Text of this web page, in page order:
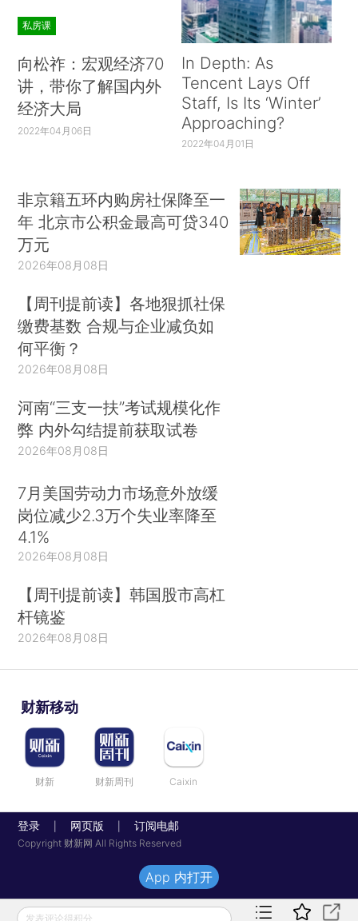
私房课
向松祚：宏观经济70
讲，带你了解国内外
经济大局
2022年04月06日
In Depth: As
Tencent Lays Off
Staff, Is Its ‘Winter’
Approaching?
2022年04月01日
非京籍五环内购房社保降至一
年 北京市公积金最高可贷340
万元
2026年08月08日
【周刊提前读】各地狠抓社保
缴费基数 合规与企业减负如
何平衡？
2026年08月08日
河南“三支一扶”考试规模化作
弊 内外勾结提前获取试卷
2026年08月08日
7月美国劳动力市场意外放缓
岗位减少2.3万个失业率降至
4.1%
2026年08月08日
【周刊提前读】韩国股市高杠
杆镜鉴
2026年08月08日
财新移动
财新 财新周刊 Caixin
登录 网页版 订阅电邮
Copyright 财新网 All Rights Reserved
发表评论得积分
App 内打开